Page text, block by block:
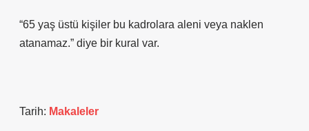
“65 yaş üstü kişiler bu kadrolara aleni veya naklen
atanamaz.” diye bir kural var.
Tarih: Makaleler